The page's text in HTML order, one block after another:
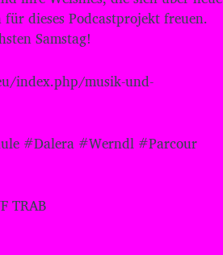
dieses Podcastprojekt freuen.
Samstag!
index.php/musik-und-
#Dalera #Werndl #Parcour
TRAB